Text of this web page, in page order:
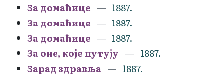
За домаћице
1887.
За домаћице
1887.
За домаћице
1887.
За оне, које путују
1887.
Зарад здравља
1887.